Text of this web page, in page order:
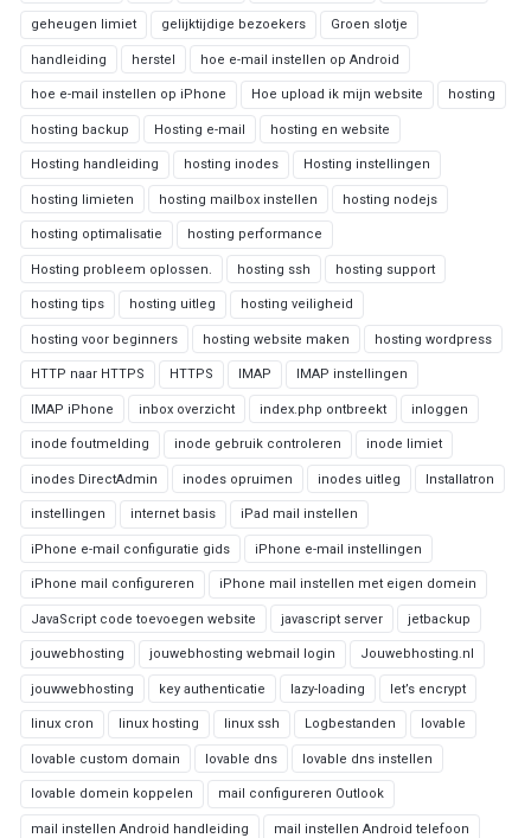
geheugen limiet gelijktijdige bezoekers Groen slotje
handleiding herstel hoe e-mail instellen op Android
hoe e-mail instellen op iPhone Hoe upload ik mijn website hosting
hosting backup Hosting e-mail hosting en website
Hosting handleiding hosting inodes Hosting instellingen
hosting limieten hosting mailbox instellen hosting nodejs
hosting optimalisatie hosting performance
Hosting probleem oplossen. hosting ssh hosting support
hosting tips hosting uitleg hosting veiligheid
hosting voor beginners hosting website maken hosting wordpress
HTTP naar HTTPS HTTPS IMAP IMAP instellingen
IMAP iPhone inbox overzicht index.php ontbreekt inloggen
inode foutmelding inode gebruik controleren inode limiet
inodes DirectAdmin inodes opruimen inodes uitleg Installatron
instellingen internet basis iPad mail instellen
iPhone e-mail configuratie gids iPhone e-mail instellingen
iPhone mail configureren iPhone mail instellen met eigen domein
JavaScript code toevoegen website javascript server jetbackup
jouwebhosting jouwebhosting webmail login Jouwebhosting.nl
jouwwebhosting key authenticatie lazy-loading let’s encrypt
linux cron linux hosting linux ssh Logbestanden lovable
lovable custom domain lovable dns lovable dns instellen
lovable domein koppelen mail configureren Outlook
mail instellen Android handleiding mail instellen Android telefoon